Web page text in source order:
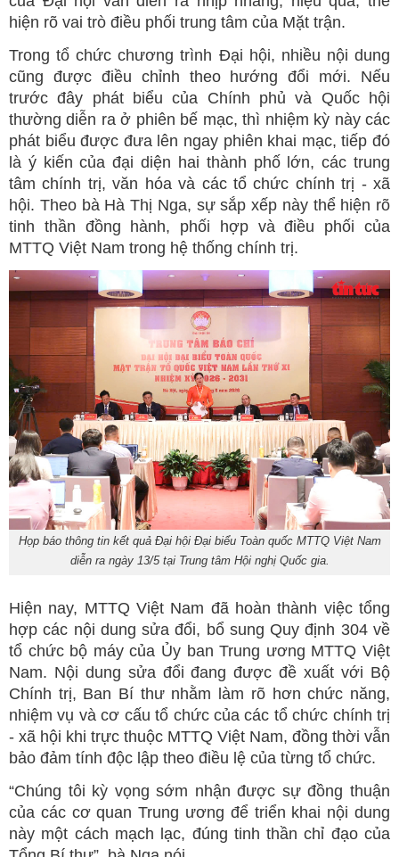
hiện rõ vai trò điều phối trung tâm của Mặt trận.
Trong tổ chức chương trình Đại hội, nhiều nội dung
cũng được điều chỉnh theo hướng đổi mới. Nếu
trước đây phát biểu của Chính phủ và Quốc hội
thường diễn ra ở phiên bế mạc, thì nhiệm kỳ này các
phát biểu được đưa lên ngay phiên khai mạc, tiếp đó
là ý kiến của đại diện hai thành phố lớn, các trung
tâm chính trị, văn hóa và các tổ chức chính trị - xã
hội. Theo bà Hà Thị Nga, sự sắp xếp này thể hiện rõ
tinh thần đồng hành, phối hợp và điều phối của
MTTQ Việt Nam trong hệ thống chính trị.
Họp báo thông tin kết quả Đại hội Đại biểu Toàn quốc MTTQ Việt Nam
diễn ra ngày 13/5 tại Trung tâm Hội nghị Quốc gia.
Hiện nay, MTTQ Việt Nam đã hoàn thành việc tổng
hợp các nội dung sửa đổi, bổ sung Quy định 304 về
tổ chức bộ máy của Ủy ban Trung ương MTTQ Việt
Nam. Nội dung sửa đổi đang được đề xuất với Bộ
Chính trị, Ban Bí thư nhằm làm rõ hơn chức năng,
nhiệm vụ và cơ cấu tổ chức của các tổ chức chính trị
- xã hội khi trực thuộc MTTQ Việt Nam, đồng thời vẫn
bảo đảm tính độc lập theo điều lệ của từng tổ chức.
“Chúng tôi kỳ vọng sớm nhận được sự đồng thuận
của các cơ quan Trung ương để triển khai nội dung
này một cách mạch lạc, đúng tinh thần chỉ đạo của